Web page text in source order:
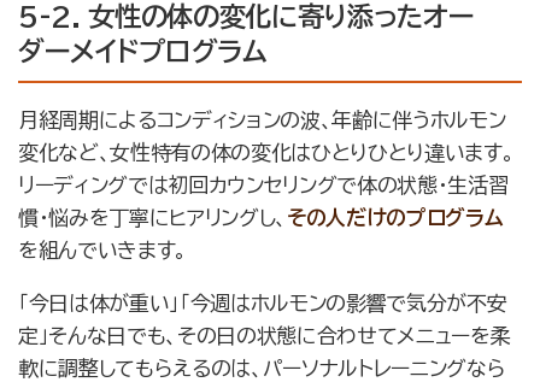
5-2. 女性の体の変化に寄り添ったオー
ダーメイドプログラム
月経周期によるコンディションの波、年齢に伴うホルモン
変化など、女性特有の体の変化はひとりひとり違います。
リーディングでは初回カウンセリングで体の状態・生活習
慣・悩みを丁寧にヒアリングし、 その人だけのプログラム
を組んでいきます。
「今日は体が重い」「今週はホルモンの影響で気分が不安
定」そんな日でも、その日の状態に合わせてメニューを柔
軟に調整してもらえるのは、パーソナルトレーニングなら